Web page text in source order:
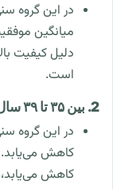
دلیل کیفیت
است.
2. بین ۳۵ تا ۳۹ سال:
کاهش می‌یابد.
کاهش